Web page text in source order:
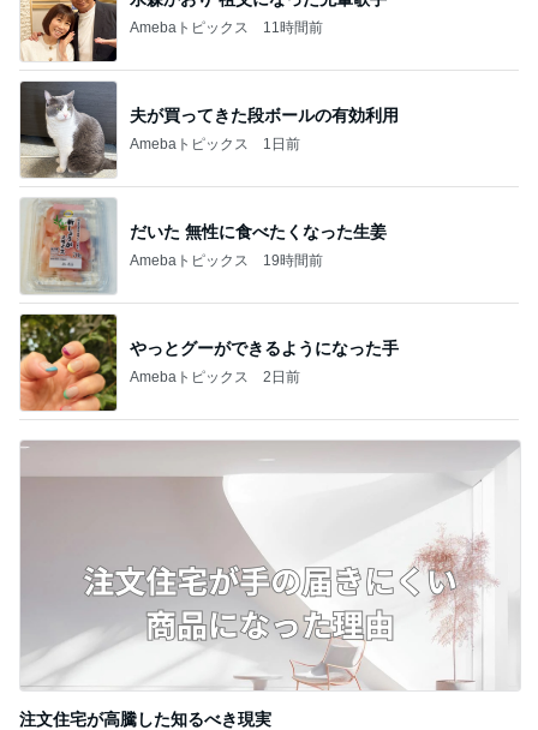
Amebaトピックス 11時間前
夫が買ってきた段ボールの有効利用
Amebaトピックス 1日前
だいた 無性に食べたくなった生姜
Amebaトピックス 19時間前
やっとグーができるようになった手
Amebaトピックス 2日前
注文住宅が高騰した知るべき現実